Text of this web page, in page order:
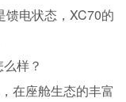
馈电状态，XC70的
样？
在座舱生态的丰富